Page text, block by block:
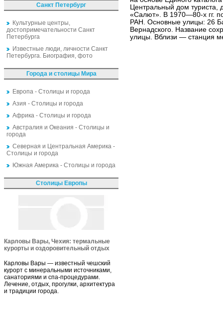
Санкт Петербург
Культурные центры,
достопримечательности Санкт
Петербурга
Известные люди, личности Санкт
Петербурга. Биография, фото
Города и столицы Мира
Европа - Столицы и города
Азия - Столицы и города
Африка - Столицы и города
Австралия и Океания - Столицы и
города
Северная и Центральная Америка -
Столицы и города
Южная Америка - Столицы и города
Столицы Европы
Карловы Вары, Чехия: термальные
курорты и оздоровительный отдых
Карловы Вары — известный чешский
курорт с минеральными источниками,
санаториями и спа-процедурами.
Лечение, отдых, прогулки, архитектура
и традиции города.
Центральный дом туриста,
«Салют». В 1970—80-х гг.
РАН. Основные улицы: 26
Вернадского. Название
улицы. Вблизи — станция